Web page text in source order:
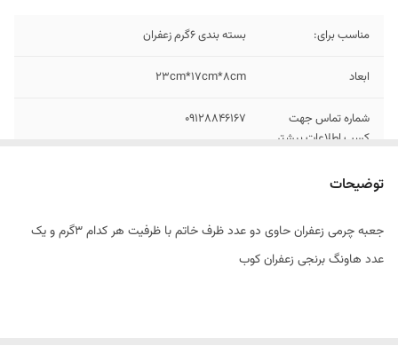
مناسب برای: بسته بندی ۶گرم زعفران
ابعاد 23cm*17cm*8cm
شماره تماس جهت
کسب اطلاعات بیشتر
۰۹۱۲۸۸۴۶۱۶۷
نکته مهم
توضیحات
جعبه چرمی زعفران حاوی دو عدد ظرف خاتم با ظرفیت هر کدام ۳گرم و یک
عدد هاونگ برنجی زعفران کوب